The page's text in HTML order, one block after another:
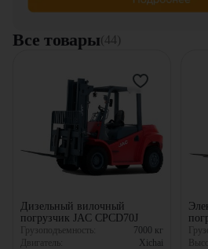
Все товары(44)
Дизельный вилочный
погрузчик JAC CPCD70J
Грузоподъемность: 7000 кг
Двигатель:
Xichai